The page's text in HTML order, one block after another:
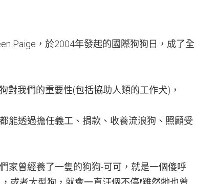
Paige，於2004年發起的國際狗狗日，成了全
對我們的重要性(包括協助人類的工作犬)，
能透過擔任義工、捐款、收養流浪狗、照顧受
家曾經養了一隻的狗狗-可可，就是一個傻呼